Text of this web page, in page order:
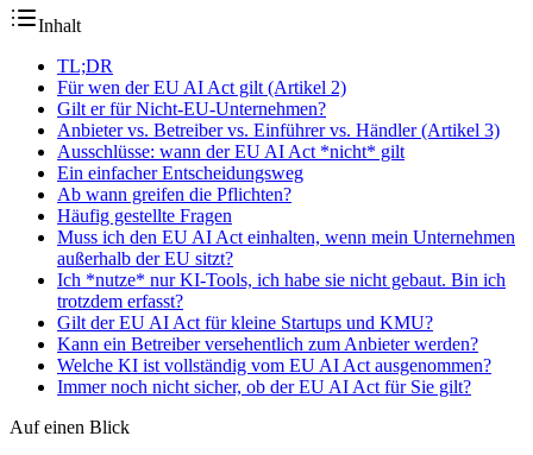
Inhalt
TL;DR
Für wen der EU AI Act gilt (Artikel 2)
Gilt er für Nicht-EU-Unternehmen?
Anbieter vs. Betreiber vs. Einführer vs. Händler (Artikel 3)
Ausschlüsse: wann der EU AI Act *nicht* gilt
Ein einfacher Entscheidungsweg
Ab wann greifen die Pflichten?
Häufig gestellte Fragen
Muss ich den EU AI Act einhalten, wenn mein Unternehmen
außerhalb der EU sitzt?
Ich *nutze* nur KI-Tools, ich habe sie nicht gebaut. Bin ich
trotzdem erfasst?
Gilt der EU AI Act für kleine Startups und KMU?
Kann ein Betreiber versehentlich zum Anbieter werden?
Welche KI ist vollständig vom EU AI Act ausgenommen?
Immer noch nicht sicher, ob der EU AI Act für Sie gilt?
Auf einen Blick